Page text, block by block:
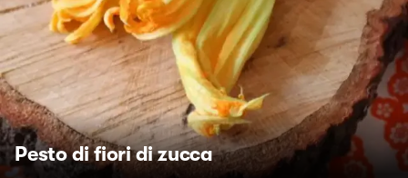
Pesto di fiori di zucca